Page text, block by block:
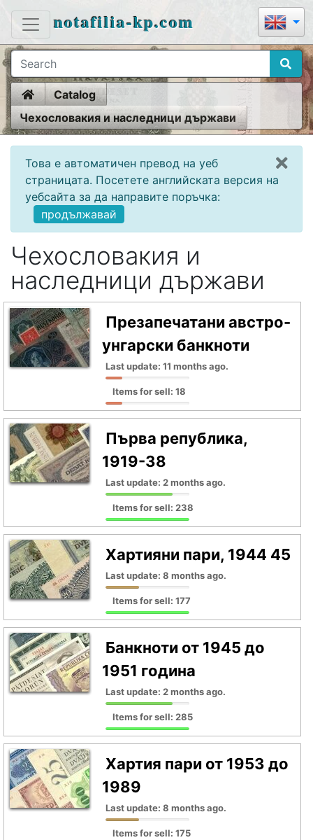
notafilia-kp.com
HomeCatalog
Чехословакия и наследници държави
Това е автоматичен превод на уеб
страницата. Посетете английската версия на
уебсайта за да направите поръчка:
продължавай
Чехословакия и
наследници държави
Презапечатани австро-
унгарски банкноти
Last update: 11 months ago.
Items for sell: 18
Първа република,
1919-38
Last update: 2 months ago.
Items for sell: 238
Хартияни пари, 1944 45
Last update: 8 months ago.
Items for sell: 177
Банкноти от 1945 до
1951 година
Last update: 2 months ago.
Items for sell: 285
Хартия пари от 1953 до
1989
Last update: 8 months ago.
Items for sell: 175